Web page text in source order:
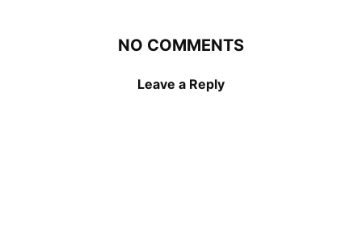
NO COMMENTS
Leave a Reply